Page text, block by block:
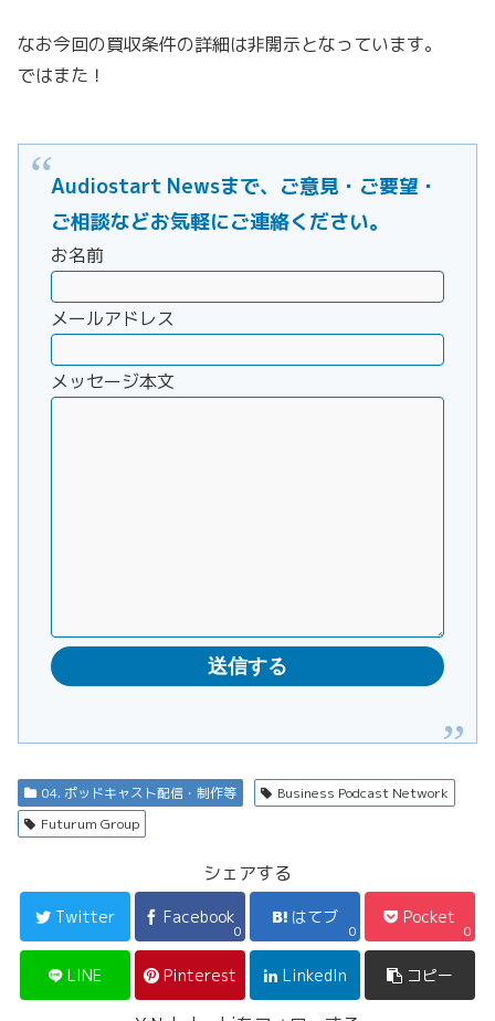
なお今回の買収条件の詳細は非開示となっています。
ではまた！
Audiostart Newsまで、ご意見・ご要望・
ご相談などお気軽にご連絡ください。
お名前
メールアドレス
メッセージ本文
04. ポッドキャスト配信・制作等
Business Podcast Network
Futurum Group
シェアする
Twitter Facebook
0
はてブ
0
Pocket
0
LINE Pinterest LinkedIn コピー